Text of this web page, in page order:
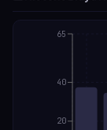
20
40
65